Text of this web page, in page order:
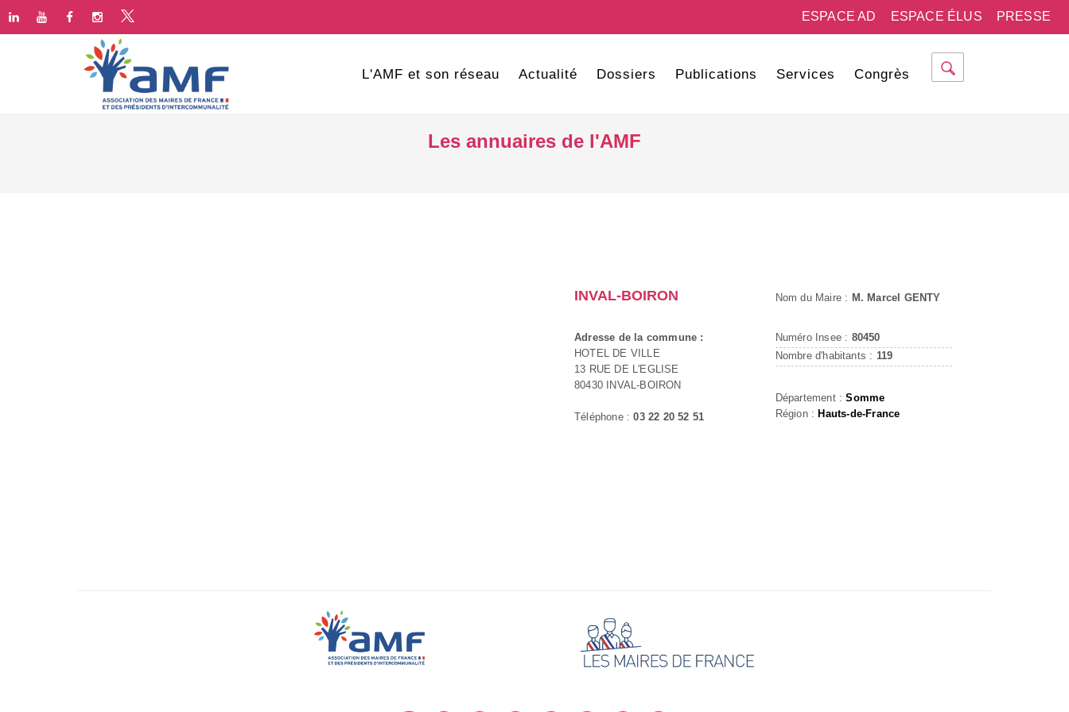
PRESSE
ESPACE ÉLUS
ESPACE AD
L'AMF et son réseau Actualité Dossiers Publications Services Congrès
Les annuaires de l'AMF
INVAL-BOIRON
Adresse de la commune :
HOTEL DE VILLE
13 RUE DE L'EGLISE
80430 INVAL-BOIRON
Téléphone :03 22 20 52 51
Nom du Maire : M. Marcel GENTY
Numéro Insee : 80450
Nombre d'habitants : 119
Département :Somme
Région : Hauts-de-France